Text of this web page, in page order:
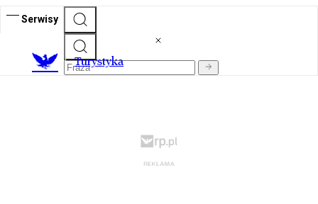
Serwisy
Turystyka